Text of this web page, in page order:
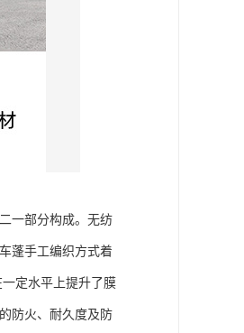
一部分构成。无纺
蓬手工编织方式着
定水平上提升了膜
防火、耐久度及防